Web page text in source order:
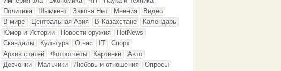
Политика
Шымкент Закона.Нет Мнения
Видео
В мире
Центральная Азия В Казахстане
Календарь
Юмор и Истории
Новости оружия
HotNews
Скандалы
Культура О нас IT
Спорт
Архив статей
Фотоотчёты Картинки
Авто
Девчонки
Мальчики Любовь и отношения
Опросы